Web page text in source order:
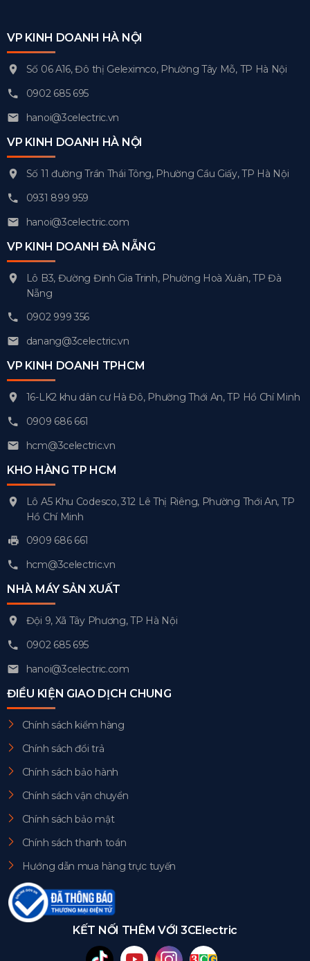
VP KINH DOANH HÀ NỘI
Số 06 A16, Đô thị Geleximco, Phường Tây Mỗ, TP Hà Nội
0902 685 695
hanoi@3celectric.vn
VP KINH DOANH HÀ NỘI
Số 11 đường Trần Thái Tông, Phường Cầu Giấy, TP Hà Nội
0931 899 959
hanoi@3celectric.com
VP KINH DOANH ĐÀ NẴNG
Lô B3, Đường Đinh Gia Trinh, Phường Hoà Xuân, TP Đà
Nẵng
0902 999 356
danang@3celectric.vn
VP KINH DOANH TPHCM
16-LK2 khu dân cư Hà Đô, Phường Thới An, TP Hồ Chí Minh
0909 686 661
hcm@3celectric.vn
KHO HÀNG TP HCM
Lô A5 Khu Codesco, 312 Lê Thị Riêng, Phường Thới An, TP
Hồ Chí Minh
0909 686 661
hcm@3celectric.vn
NHÀ MÁY SẢN XUẤT
Đội 9, Xã Tây Phương, TP Hà Nội
0902 685 695
hanoi@3celectric.com
ĐIỀU KIỆN GIAO DỊCH CHUNG
Chính sách kiểm hàng
Chính sách đổi trả
Chính sách bảo hành
Chính sách vận chuyển
Chính sách bảo mật
Chính sách thanh toán
Hướng dẫn mua hàng trực tuyến
KẾT NỐI THÊM VỚI 3CElectric